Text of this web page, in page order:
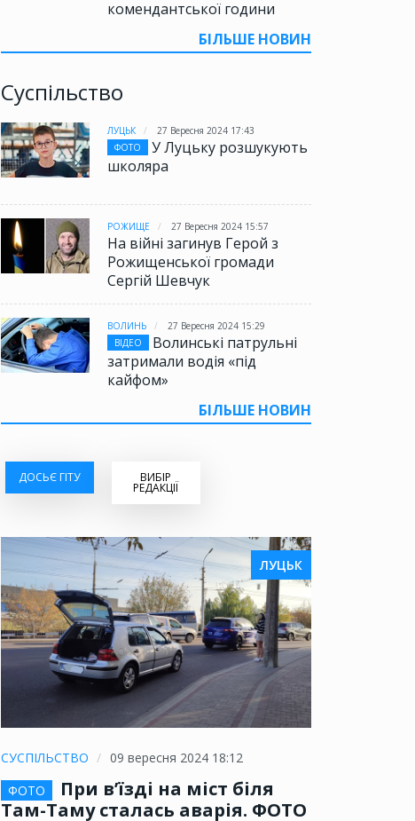
комендантської години
БІЛЬШЕ НОВИН
Суспільство
ЛУЦЬК
27 Вересня 2024 17:43
ФОТО
У Луцьку розшукують
школяра
РОЖИЩЕ 27 Вересня 2024 15:57
На війні загинув Герой з
Рожищенської громади
Сергій Шевчук
ВОЛИНЬ
27 Вересня 2024 15:29
ВІДЕО
Волинські патрульні
затримали водія «під
кайфом»
БІЛЬШЕ НОВИН
ДОСЬЄ ГІТУ ВИБІР
РЕДАКЦІЇ
ЛУЦЬК
СУСПІЛЬСТВО
09 вересня 2024 18:12
ФОТО
При в’їзді на міст біля
Там-Таму сталась аварія. ФОТО